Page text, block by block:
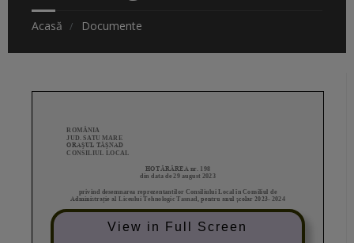
Acasă Documente
View in Full Screen